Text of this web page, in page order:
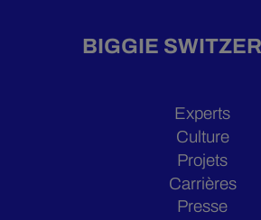
BIGGIE
Experts
Culture
Projets
Carrières
Presse